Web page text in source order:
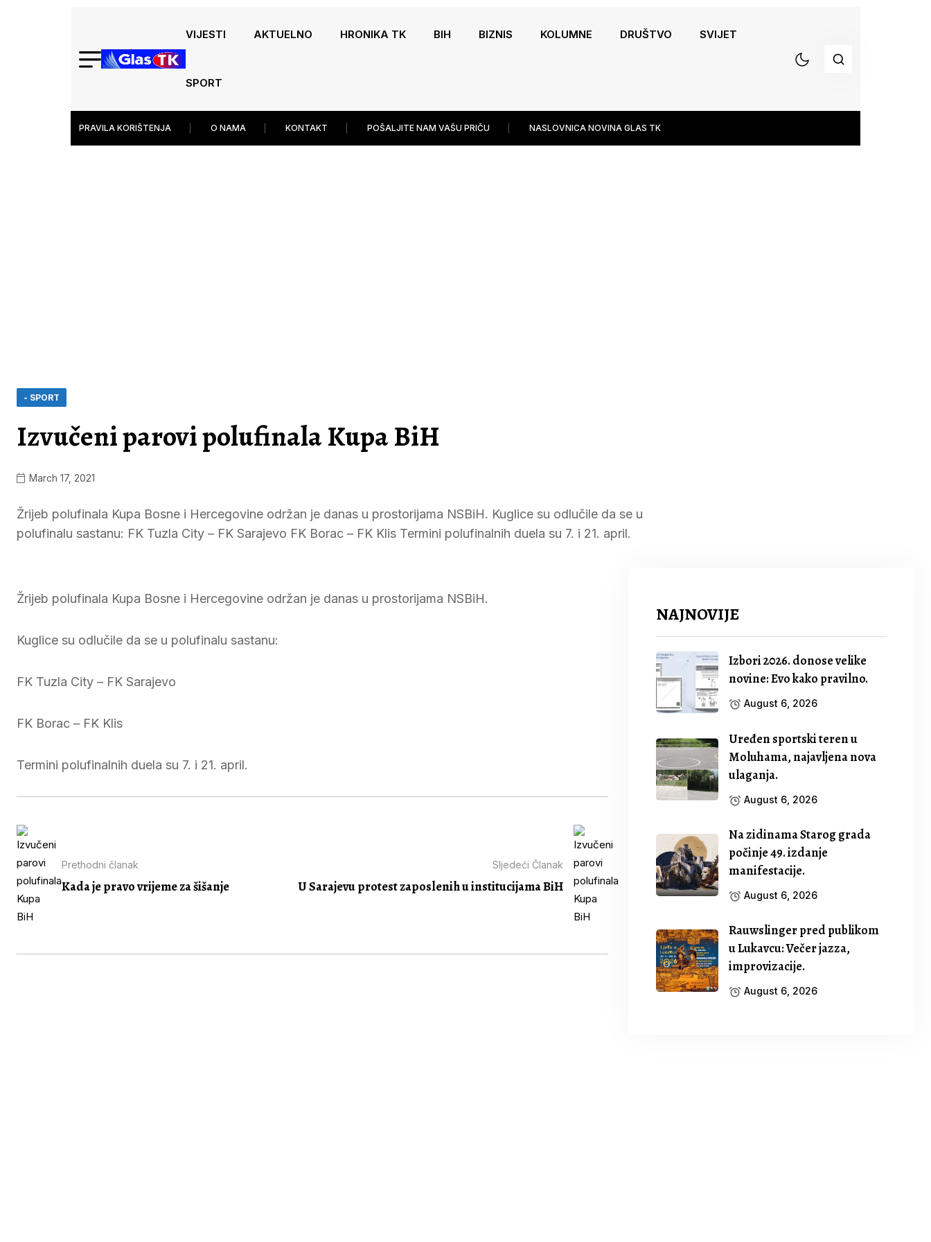
VIJESTI AKTUELNO HRONIKA TK BIH BIZNIS KOLUMNE DRUŠTVO SVIJET
SPORT
PRAVILA KORIŠTENJA O NAMA KONTAKT POŠALJITE NAM VAŠU PRIČU NASLOVNICA NOVINA GLAS TK
- SPORT
Izvučeni parovi polufinala Kupa BiH
March 17, 2021
Žrijeb polufinala Kupa Bosne i Hercegovine održan je danas u prostorijama NSBiH. Kuglice su odlučile da se u
polufinalu sastanu: FK Tuzla City – FK Sarajevo FK Borac – FK Klis Termini polufinalnih duela su 7. i 21. april.
Žrijeb polufinala Kupa Bosne i Hercegovine održan je danas u prostorijama NSBiH.
Kuglice su odlučile da se u polufinalu sastanu:
FK Tuzla City – FK Sarajevo
FK Borac – FK Klis
Termini polufinalnih duela su 7. i 21. april.
Prethodni članak
Kada je pravo vrijeme za šišanje
Sljedeći Članak
U Sarajevu protest zaposlenih u institucijama BiH
NAJNOVIJE
Izbori 2026. donose velike
novine: Evo kako pravilno.
August 6, 2026
Uređen sportski teren u
Moluhama, najavljena nova
ulaganja.
August 6, 2026
Na zidinama Starog grada
počinje 49. izdanje
manifestacije.
August 6, 2026
Rauwslinger pred publikom
u Lukavcu: Večer jazza,
improvizacije.
August 6, 2026